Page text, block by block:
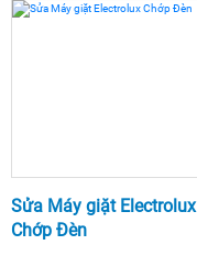
Sửa Máy giặt Electrolux
Chớp Đèn